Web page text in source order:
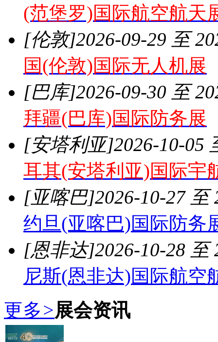
(范堡罗)国际航空航天
[伦敦]2026-09-29 至
国(伦敦)国际无人机展
[巴库]2026-09-30 至
拜疆(巴库)国际防务展
[安塔利亚]2026-10-05
耳其(安塔利亚)国际宇
[亚喀巴]2026-10-27 至
约旦(亚喀巴)国际防务
[恩非达]2026-10-28 至
尼斯(恩非达)国际航空
更多>展会资讯